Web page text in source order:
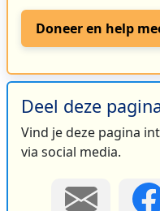
Doneer en help
Deel deze
Vind je deze pagina
via social media.